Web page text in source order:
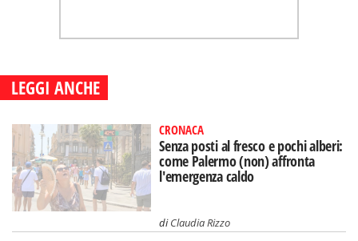
LEGGI ANCHE
CRONACA
Senza posti al fresco e pochi alberi:
come Palermo (non) affronta
l'emergenza caldo
diClaudia Rizzo